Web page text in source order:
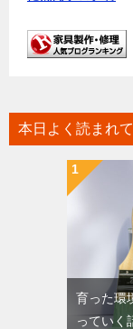
本日よく読まれ
育った環
っていく